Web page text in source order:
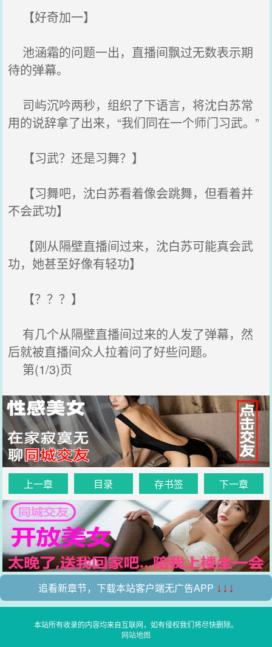
【好奇加一】
池涵霜的问题一出，直播间飘过无数表示期
待的弹幕。
司屿沉吟两秒，组织了下语言，将沈白苏常
用的说辞拿了出来，“我们同在一个师门习武。”
【习武？还是习舞？】
【习舞吧，沈白苏看着像会跳舞，但看着并
不会武功】
【刚从隔壁直播间过来，沈白苏可能真会武
功，她甚至好像有轻功】
【？？？】
有几个从隔壁直播间过来的人发了弹幕，然
后就被直播间众人拉着问了好些问题。
第(1/3)页
上一章 目录 存书签 下一章
追看新章节，下载本站客户端无广告APP ↓↓↓
本站所有收录的内容均来自互联网，如有侵权我们将尽快删除。
网站地图